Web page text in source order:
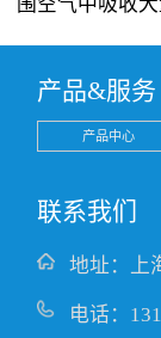
产品&服务
产品中心
联系我们
地址：上
电话：